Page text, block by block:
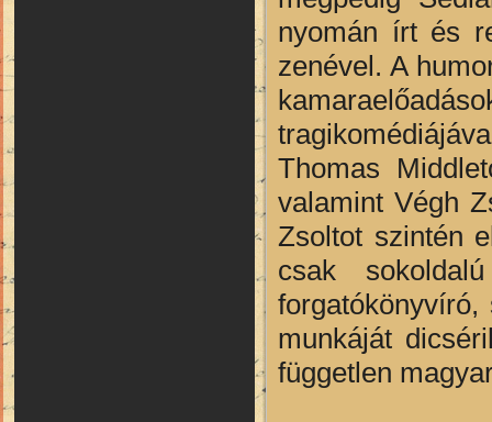
nyomán írt és
zenével. A
Thomas
valamint Végh
Zsoltot szintén
csak
munkáját
független